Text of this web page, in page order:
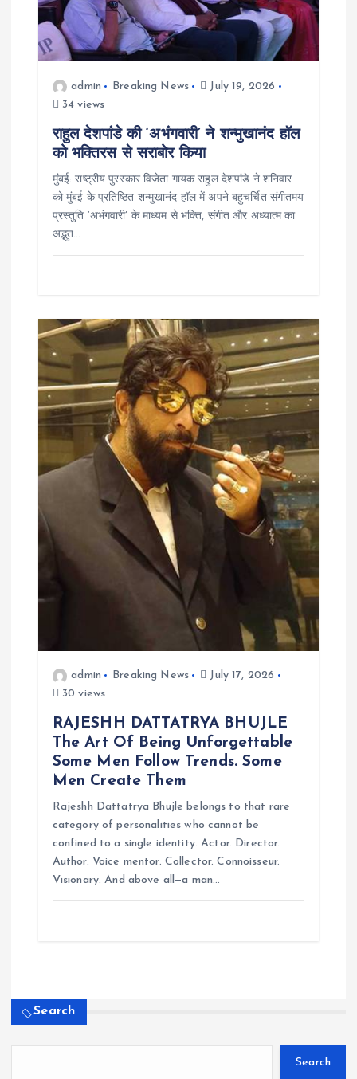
o
n
admin Breaking News
July 19, 2026
34 views
राहुल देशपांडे की ‘अभंगवारी’ ने शन्मुखानंद हॉल
को भक्तिरस से सराबोर किया
मुंबई: राष्ट्रीय पुरस्कार विजेता गायक राहुल देशपांडे ने शनिवार
को मुंबई के प्रतिष्ठित शन्मुखानंद हॉल में अपने बहुचर्चित संगीतमय
प्रस्तुति ‘अभंगवारी’ के माध्यम से भक्ति, संगीत और अध्यात्म का
अद्भुत…
admin Breaking News
July 17, 2026
30 views
RAJESHH DATTATRYA BHUJLE
The Art Of Being Unforgettable
Some Men Follow Trends. Some
Men Create Them
Rajeshh Dattatrya Bhujle belongs to that rare
category of personalities who cannot be
confined to a single identity. Actor. Director.
Author. Voice mentor. Collector. Connoisseur.
Visionary. And above all—a man…
Search
Search